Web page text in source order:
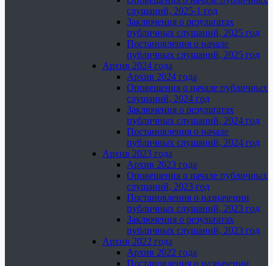
слушаний, 2025-1 год
Заключения о результатах
публичных слушаний, 2025 год
Постановления о начале
публичных слушаний, 2025 год
Архив 2024 года
Архив 2024 года
Оповещения о начале публичных
слушаний, 2024 год
Заключения о результатах
публичных слушаний, 2024 год
Постановления о начале
публичных слушаний, 2024 год
Архив 2023 года
Архив 2023 года
Оповещения о начале публичных
слушаний, 2023 год
Постановления о назначении
публичных слушаний, 2023 год
Заключения о результатах
публичных слушаний, 2023 год
Архив 2022 года
Архив 2022 года
Постановления о назначении